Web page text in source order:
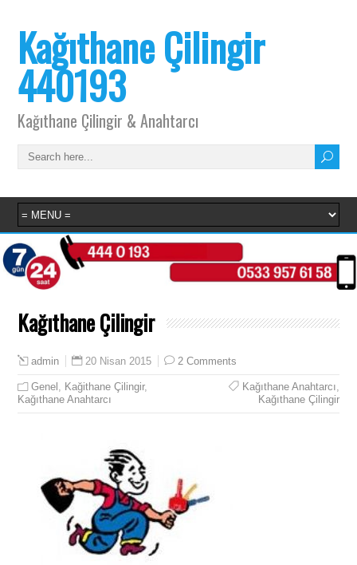
Kağıthane Çilingir
440193
Kağıthane Çilingir & Anahtarcı
Kağıthane Çilingir
admin 20 Nisan 2015 2 Comments
Genel , Kağithane Çilingir,
Kağıthane Anahtarcı
Kağıthane Anahtarcı,
Kağıthane Çilingir